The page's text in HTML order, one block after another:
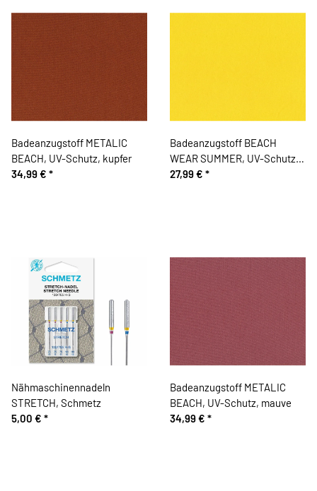
Badeanzugstoff METALIC
BEACH, UV-Schutz, kupfer
34,99 € *
Badeanzugstoff BEACH
WEAR SUMMER, UV-Schutz,
gelb
27,99 € *
Nähmaschinennadeln
STRETCH, Schmetz
5,00 € *
Badeanzugstoff METALIC
BEACH, UV-Schutz, mauve
34,99 € *